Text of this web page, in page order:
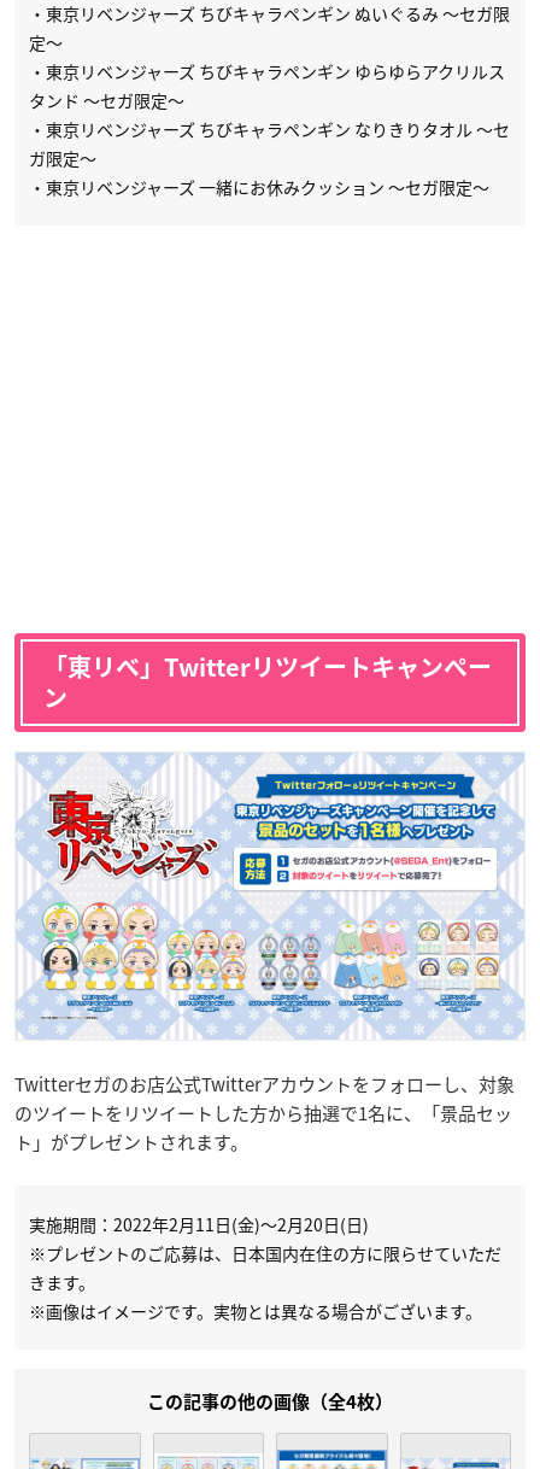
・東京リベンジャーズ ちびキャラペンギン ぬいぐるみ ～セガ限
定～
・東京リベンジャーズ ちびキャラペンギン ゆらゆらアクリルス
タンド ～セガ限定～
・東京リベンジャーズ ちびキャラペンギン なりきりタオル ～セ
ガ限定～
・東京リベンジャーズ 一緒にお休みクッション ～セガ限定～
「東リベ」Twitterリツイートキャンペー
ン
Twitterセガのお店公式Twitterアカウントをフォローし、対象
のツイートをリツイートした方から抽選で1名に、「景品セッ
ト」がプレゼントされます。
実施期間：2022年2月11日(金)～2月20日(日)
※プレゼントのご応募は、日本国内在住の方に限らせていただ
きます。
※画像はイメージです。実物とは異なる場合がございます。
この記事の他の画像（全4枚）